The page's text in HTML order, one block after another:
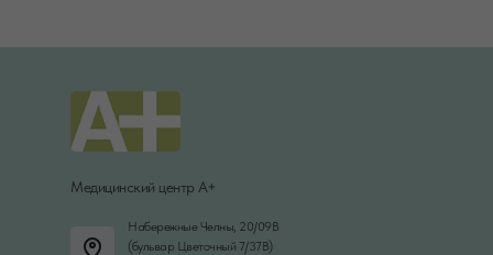
Медицинский центр А+
Набережные Челны, 20/09В
(бульвар Цветочный 7/37В)